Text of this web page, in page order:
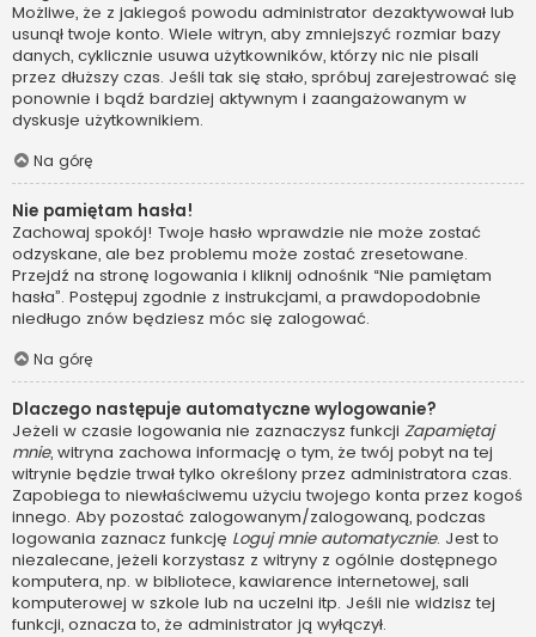
Możliwe, że z jakiegoś powodu administrator dezaktywował lub
usunął twoje konto. Wiele witryn, aby zmniejszyć rozmiar bazy
danych, cyklicznie usuwa użytkowników, którzy nic nie pisali
przez dłuższy czas. Jeśli tak się stało, spróbuj zarejestrować się
ponownie i bądź bardziej aktywnym i zaangażowanym w
dyskusje użytkownikiem.
Na górę
Nie pamiętam hasła!
Zachowaj spokój! Twoje hasło wprawdzie nie może zostać
odzyskane, ale bez problemu może zostać zresetowane.
Przejdź na stronę logowania i kliknij odnośnik “Nie pamiętam
hasła”. Postępuj zgodnie z instrukcjami, a prawdopodobnie
niedługo znów będziesz móc się zalogować.
Na górę
Dlaczego następuje automatyczne wylogowanie?
Jeżeli w czasie logowania nie zaznaczysz funkcji Zapamiętaj
mnie, witryna zachowa informację o tym, że twój pobyt na tej
witrynie będzie trwał tylko określony przez administratora czas.
Zapobiega to niewłaściwemu użyciu twojego konta przez kogoś
innego. Aby pozostać zalogowanym/zalogowaną, podczas
logowania zaznacz funkcję Loguj mnie automatycznie. Jest to
niezalecane, jeżeli korzystasz z witryny z ogólnie dostępnego
komputera, np. w bibliotece, kawiarence internetowej, sali
komputerowej w szkole lub na uczelni itp. Jeśli nie widzisz tej
funkcji, oznacza to, że administrator ją wyłączył.